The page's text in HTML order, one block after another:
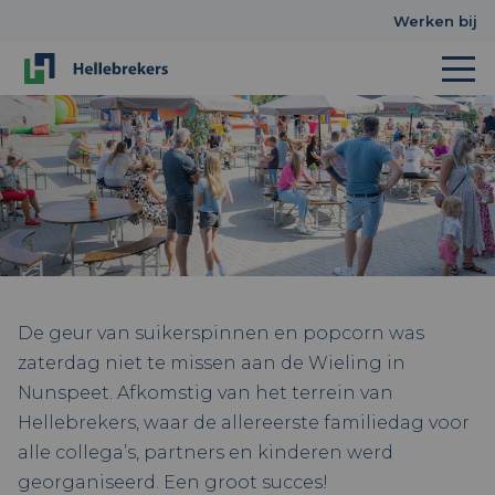
Werken bij
De geur van suikerspinnen en popcorn was
zaterdag niet te missen aan de Wieling in
Nunspeet. Afkomstig van het terrein van
Hellebrekers, waar de allereerste familiedag voor
alle collega’s, partners en kinderen werd
georganiseerd. Een groot succes!